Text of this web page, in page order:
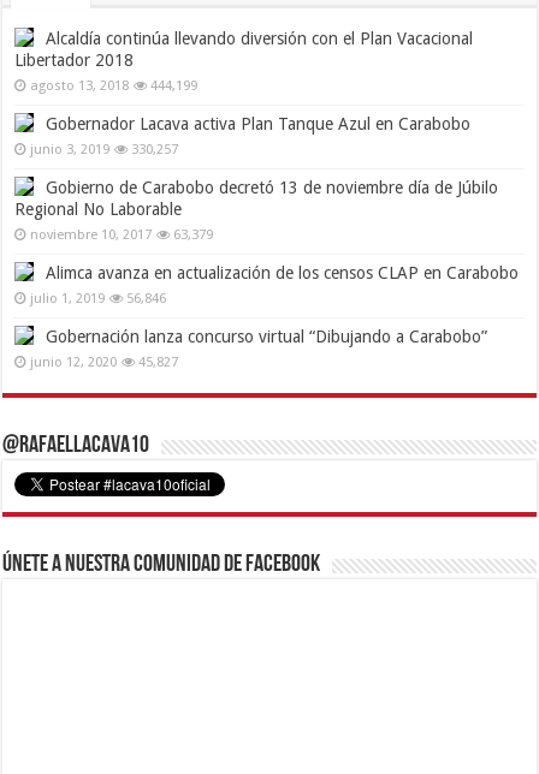
Alcaldía continúa llevando diversión con el Plan Vacacional
Libertador 2018
agosto 13, 2018 444,199
Gobernador Lacava activa Plan Tanque Azul en Carabobo
junio 3, 2019 330,257
Gobierno de Carabobo decretó 13 de noviembre día de Júbilo
Regional No Laborable
noviembre 10, 2017 63,379
Alimca avanza en actualización de los censos CLAP en Carabobo
julio 1, 2019 56,846
Gobernación lanza concurso virtual “Dibujando a Carabobo”
junio 12, 2020 45,827
@RafaelLacava10
Únete a nuestra comunidad de Facebook